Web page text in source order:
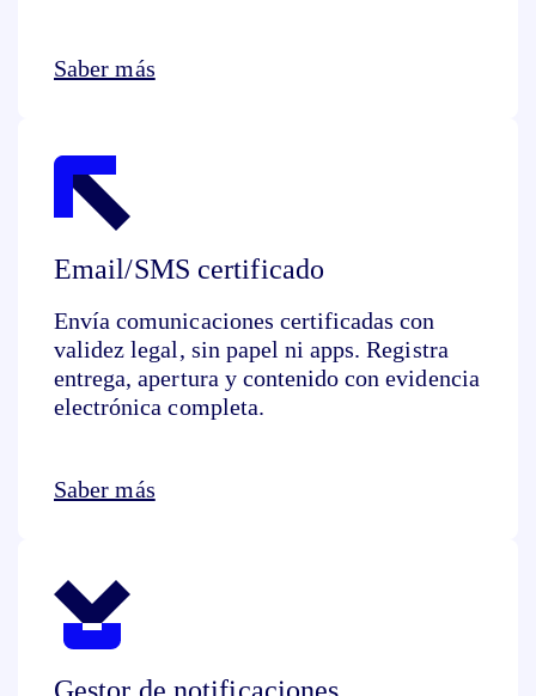
Saber más
Email/SMS certificado
Envía comunicaciones certificadas con
validez legal, sin papel ni apps. Registra
entrega, apertura y contenido con evidencia
electrónica completa.
Saber más
Gestor de notificaciones